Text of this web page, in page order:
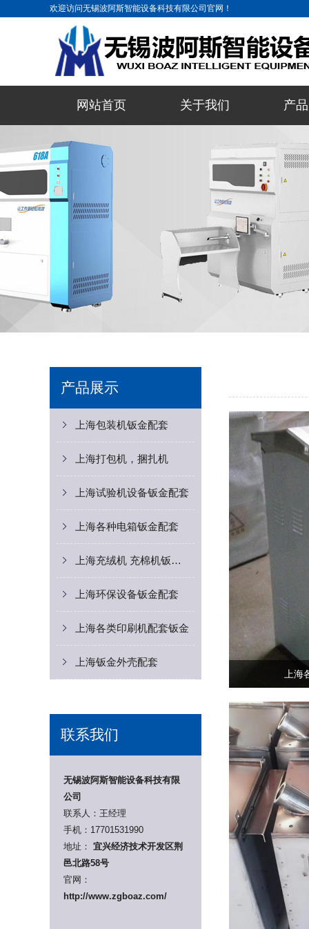
欢迎访问无锡波阿斯智能设备科技有限公司官网！
网站首页 关于我们 产
产品展示
上海包装机钣金配套
上海打包机，捆扎机
上海试验机设备钣金配套
上海各种电箱钣金配套
上海充绒机 充棉机钣金配套
上海环保设备钣金配套
上海各类印刷机配套钣金
上海钣金外壳配套
联系我们
无锡波阿斯智能设备科技有限
公司
联系人：王经理
手机： 17701531990
地址： 宜兴经济技术开发区荆
邑北路58号
官网：
http://www.zgboaz.com/
上